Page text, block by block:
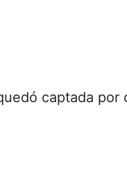
captada por